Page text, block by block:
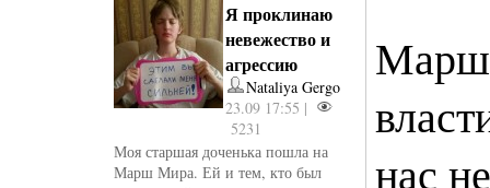
Я проклинаю
невежество и
агрессию
Nataliya Gergo
23.09 17:55 |
5231
Моя старшая доченька пошла на
Марш Мира. Ей и тем, кто был
Марш
нас